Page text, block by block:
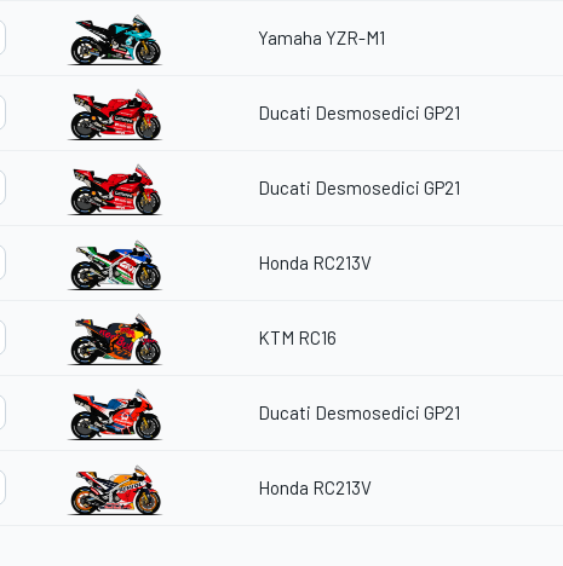
Yamaha YZR-M1
Ducati Desmosedici GP21
Ducati Desmosedici GP21
Honda RC213V
KTM RC16
Ducati Desmosedici GP21
Honda RC213V